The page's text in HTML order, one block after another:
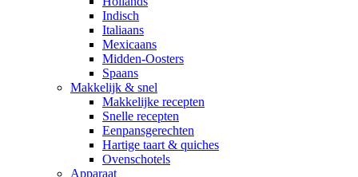
Indisch
Italiaans
Mexicaans
Midden-Oosters
Spaans
Makkelijk & snel
Makkelijke recepten
Snelle recepten
Eenpansgerechten
Hartige taart & quiches
Ovenschotels
Apparaat